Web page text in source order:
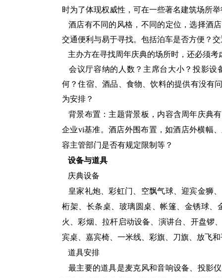
时为了体现权威性，可在一些著名建筑场所
酒店有不同的风格，不同的定位，选择酒
交通便利与易于寻找。包括泊车是否方便？
主办方在寻找周年庆典的场所时，还必须考
会议厅容纳的人数？主席台大小？投影设
何？住宿、酒品、食物、饮料的提供有没有
为安排？
背景布置：主题背景板，内容含周年庆典
企业vi基准。酒店外围布置，如酒店外横幅
容主管部门是否有规定限制等？
设备与道具
庆典设备
皇家礼炮、彩虹门、空飘气球、迎宾金狮
桁架、长条桌、玻璃圆桌、帐篷、金锈球
火、彩烟、拉杆启动设备、演讲台、开盘锣
宾桌、嘉宾椅、一米线、彩旗、刀旗、放飞
道具安排
最主要的道具是麦克风和音响设备、投影